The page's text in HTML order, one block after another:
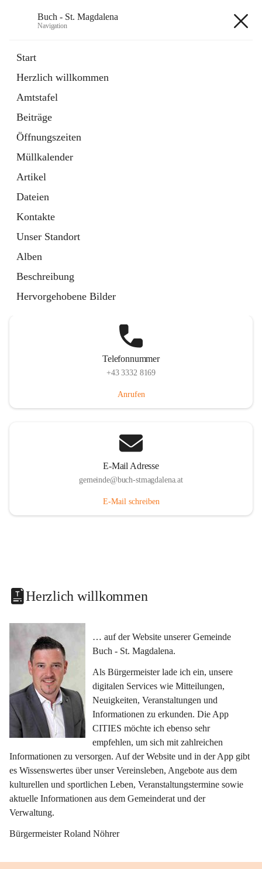
Buch - St. Magdalena
Navigation
Start
Herzlich willkommen
Amtstafel
Beiträge
Öffnungszeiten
Müllkalender
Artikel
Dateien
Kontakte
Unser Standort
Alben
Beschreibung
Hervorgehobene Bilder
11 Schnellzugriffe
Bürgerservice
10 Schnellzugriffe
Telefonnummer
+43 3332 8169
Anrufen
E-Mail Adresse
gemeinde@buch-stmagdalena.at
E-Mail schreiben
Herzlich willkommen
… auf der Website unserer Gemeinde
Buch - St. Magdalena.
Als Bürgermeister lade ich ein, unsere
digitalen Services wie Mitteilungen,
Neuigkeiten, Veranstaltungen und
Informationen zu erkunden. Die App
CITIES möchte ich ebenso sehr
empfehlen, um sich mit zahlreichen
Informationen zu versorgen. Auf der Website und in der App gibt
es Wissenswertes über unser Vereinsleben, Angebote aus dem
kulturellen und sportlichen Leben, Veranstaltungstermine sowie
aktuelle Informationen aus dem Gemeinderat und der
Verwaltung.
Bürgermeister Roland Nöhrer